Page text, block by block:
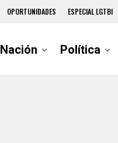
OPORTUNIDADES ESPECIAL LGTBI
Nación Política